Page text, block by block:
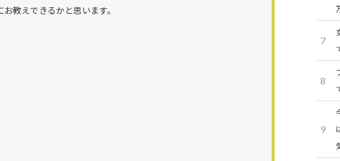
教えできるかと思います。
7
8
9